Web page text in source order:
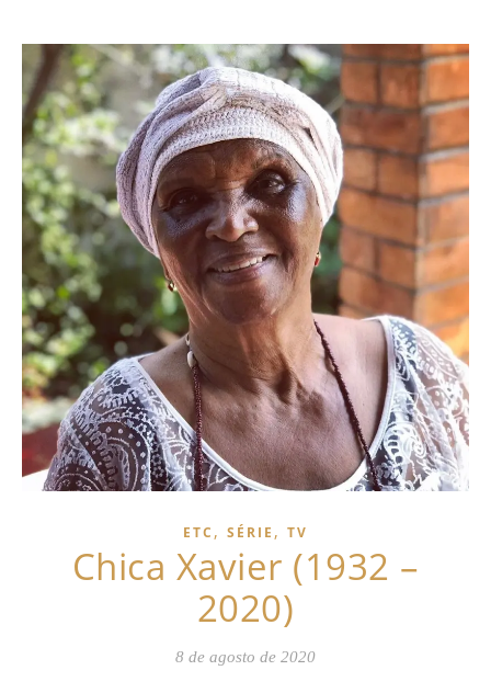
ETC , SÉRIE , TV
Chica Xavier (1932 –
2020)
8 de agosto de 2020